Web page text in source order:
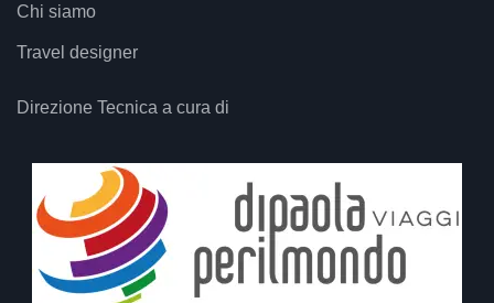
Chi siamo
Travel designer
Direzione Tecnica a cura di